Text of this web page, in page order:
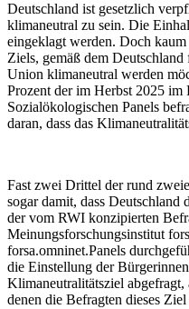
Deutschland ist gesetzlich
klimaneutral zu sein. Die
eingeklagt werden. Doch
Ziels, gemäß dem
Union klimaneutral werden
Prozent der im Herbst 2025 im
Sozialökologischen Panels
daran, dass das
Fast zwei Drittel der rund
sogar damit, dass
der vom RWI konzipierten
Meinungsforschungsinstitut
forsa.omninet.Panels
die Einstellung der
Klimaneutralitätsziel
denen die Befragten dieses Ziel